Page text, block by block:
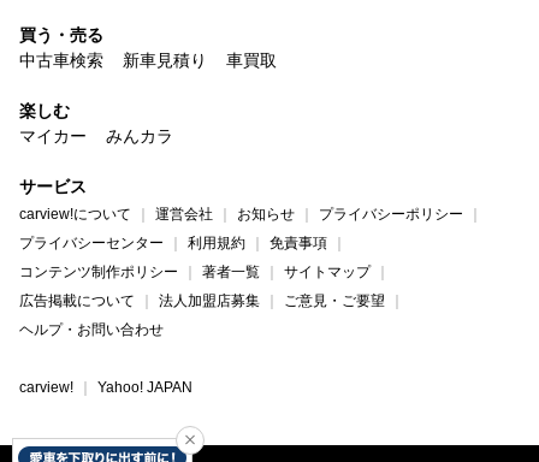
買う・売る
中古車検索
新車見積り 車買取
楽しむ
マイカー
みんカラ
サービス
carview!について 運営会社 お知らせ
プライバシーポリシー
プライバシーセンター
利用規約
免責事項
コンテンツ制作ポリシー
著者一覧
サイトマップ
広告掲載について
法人加盟店募集
ご意見・ご要望
ヘルプ・お問い合わせ
carview! Yahoo! JAPAN